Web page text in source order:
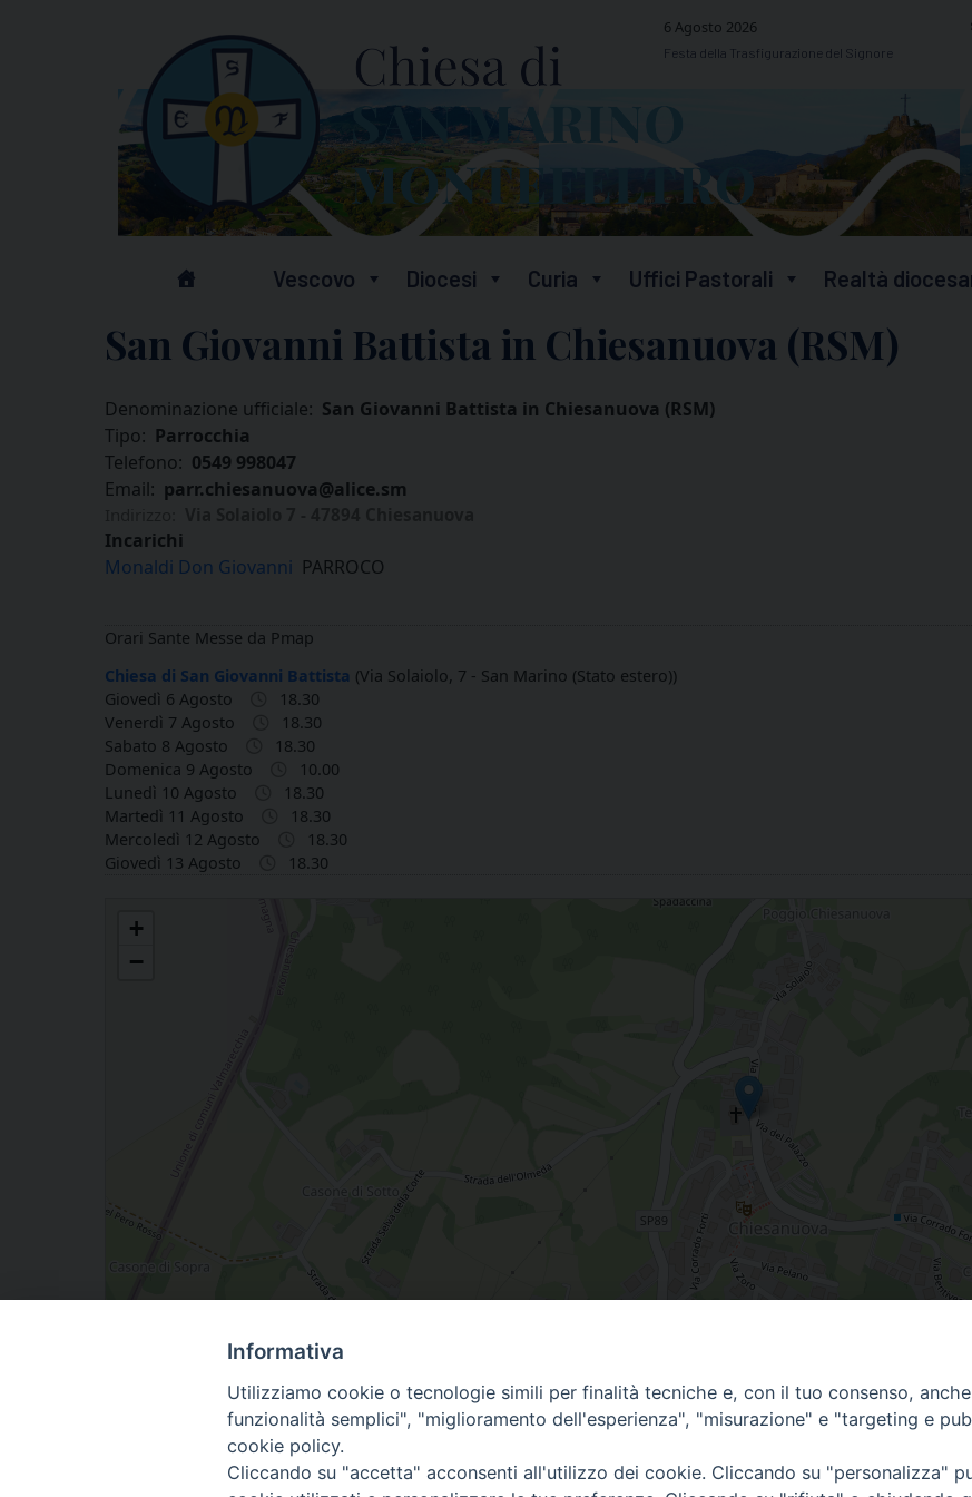
6 Agosto 2026
Festa della Trasfigurazione del Signore
Vescovo Diocesi Curia Uffici Pastorali Realtà
San Giovanni Battista in Chiesanuova (RSM)
Denominazione ufficiale: San Giovanni Battista in Chiesanuova (RSM)
Tipo: Parrocchia
Telefono: 0549 998047
Email: parr.chiesanuova@alice.sm
Incarichi
Monaldi Don Giovanni PARROCO
Orari Sante Messe da Pmap
Chiesa di San Giovanni Battista (Via Solaiolo, 7 - San Marino (Stato estero))
Giovedì 6 Agosto
18.30
Venerdì 7 Agosto
18.30
Sabato 8 Agosto
18.30
Domenica 9 Agosto
10.00
Lunedì 10 Agosto
18.30
Martedì 11 Agosto
18.30
Mercoledì 12 Agosto
18.30
Giovedì 13 Agosto
18.30
+
−
Threads
WhatsApp
Telegram
EmailPrintShare
Centralino Curia Vescovile
Informativa
Utilizziamo cookie o tecnologie simili per finalità tecniche e, con il tuo consenso,
funzionalità semplici", "miglioramento dell'esperienza", "misurazione" e "targeting e
cookie policy.
Cliccando su "accetta" acconsenti all'utilizzo dei cookie. Cliccando su "personalizza"